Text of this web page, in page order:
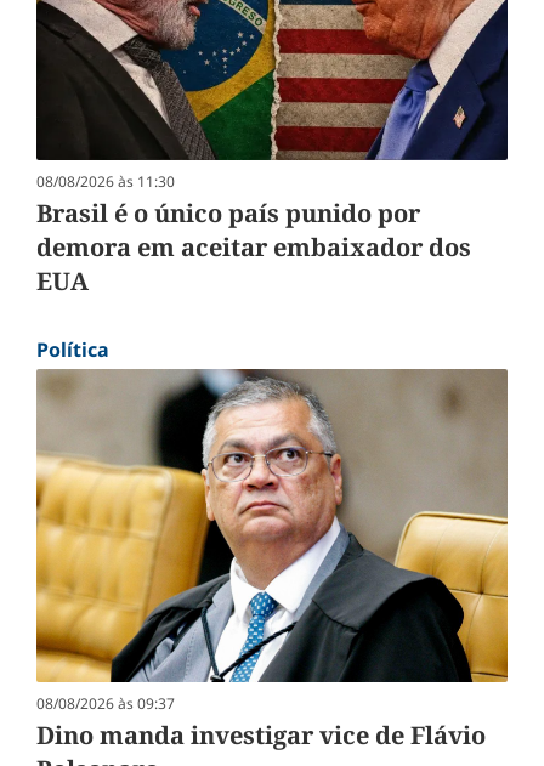
08/08/2026 às 11:30
Brasil é o único país punido por
demora em aceitar embaixador dos
EUA
Política
08/08/2026 às 09:37
Dino manda investigar vice de Flávio